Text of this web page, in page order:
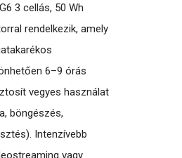
3 cellás, 50 Wh
rendelkezik, amely
6–9 órás
vegyes használat
böngészés,
Intenzívebb
vagy